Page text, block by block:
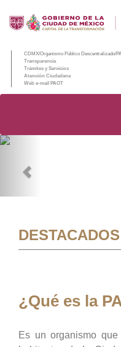
CDMX/Organismo Público Descentralizado/
Transparencia
Trámites y Servicios
Atención Ciudadana
Web e-mail PAOT
DESTACADOS
¿Qué es la
Es un organismo